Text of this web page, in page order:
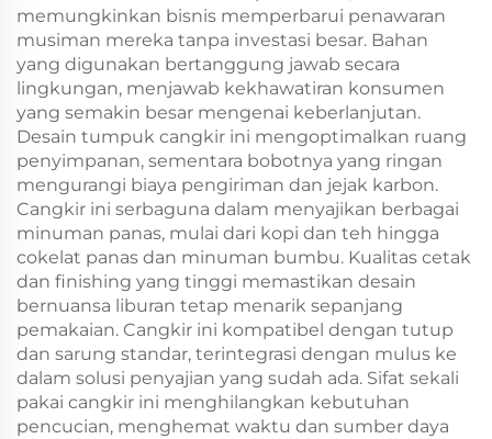
memungkinkan bisnis memperbarui penawaran
musiman mereka tanpa investasi besar. Bahan
yang digunakan bertanggung jawab secara
lingkungan, menjawab kekhawatiran konsumen
yang semakin besar mengenai keberlanjutan.
Desain tumpuk cangkir ini mengoptimalkan ruang
penyimpanan, sementara bobotnya yang ringan
mengurangi biaya pengiriman dan jejak karbon.
Cangkir ini serbaguna dalam menyajikan berbagai
minuman panas, mulai dari kopi dan teh hingga
cokelat panas dan minuman bumbu. Kualitas cetak
dan finishing yang tinggi memastikan desain
bernuansa liburan tetap menarik sepanjang
pemakaian. Cangkir ini kompatibel dengan tutup
dan sarung standar, terintegrasi dengan mulus ke
dalam solusi penyajian yang sudah ada. Sifat sekali
pakai cangkir ini menghilangkan kebutuhan
pencucian, menghemat waktu dan sumber daya